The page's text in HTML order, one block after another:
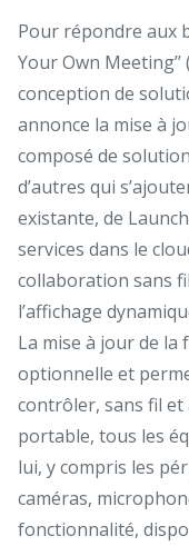
Pour répondre aux
Your Own
conception de
annonce la mise à
composé de
d’autres qui
existante, de
services dans le
collaboration sans
l’affichage
La mise à jour de la
optionnelle et
contrôler, sans fil
portable, tous les
lui, y compris les
caméras,
fonctionnalité,